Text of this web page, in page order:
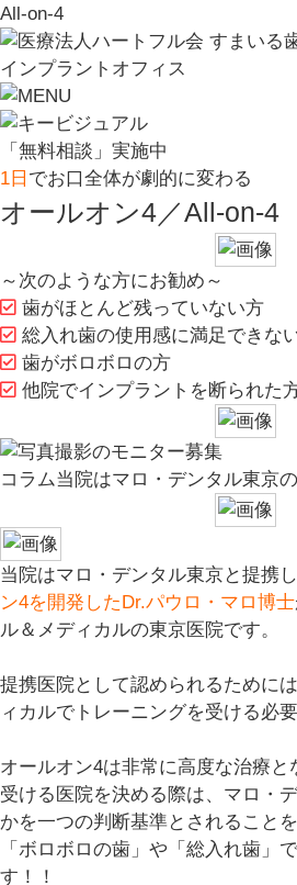
All-on-4
「無料相談」実施中
1日 でお口全体が劇的に変わる
オールオン4／All-on-4
～次のような方にお勧め～
歯がほとんど残っていない方
総入れ歯の使用感に満足できな
歯がボロボロの方
他院でインプラントを断られた
コラム当院はマロ・デンタル東京
当院はマロ・デンタル東京と提携し
ン4を開発したDr.パウロ・マロ博士
ル＆メディカルの東京医院です。
提携医院として認められるために
ィカルでトレーニングを受ける必
オールオン4は非常に高度な治療と
受ける医院を決める際は、 マロ・
かを一つの判断基準とされること
「ボロボロの歯」や「総入れ歯」
す！！